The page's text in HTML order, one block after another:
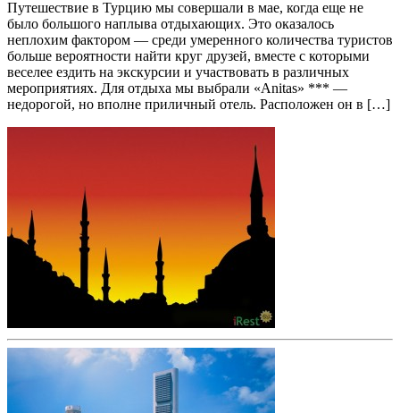
Путешествие в Турцию мы совершали в мае, когда еще не
было большого наплыва отдыхающих. Это оказалось
неплохим фактором — среди умеренного количества туристов
больше вероятности найти круг друзей, вместе с которыми
веселее ездить на экскурсии и участвовать в различных
мероприятиях. Для отдыха мы выбрали «Anitas» *** —
недорогой, но вполне приличный отель. Расположен он в […]